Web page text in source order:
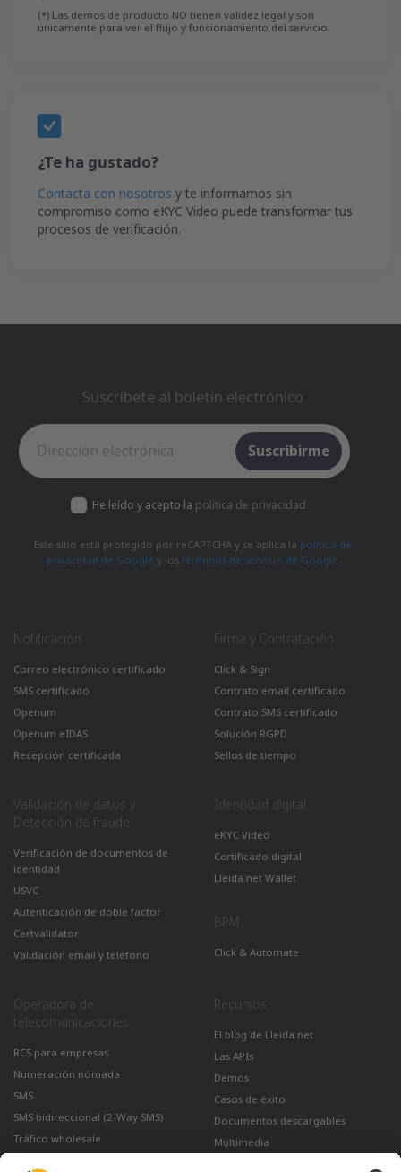
(*) Las demos de producto NO tienen validez legal y son
únicamente para ver el flujo y funcionamiento del servicio.
¿Te ha gustado?
Contacta con nosotros y te informamos sin
compromiso como eKYC Video puede transformar tus
procesos de verificación.
Suscríbete al boletín electrónico
Suscribirme
He leído y acepto la política de privacidad
Este sitio está protegido por reCAPTCHA y se aplica la política de
privacidad de Google y lostérminos de servicio de Google
Notificación
Correo electrónico certificado
SMS certificado
Openum
Openum eIDAS
Recepción certificada
Firma y Contratación
Click & Sign
Contrato email certificado
Contrato SMS certificado
Solución RGPD
Sellos de tiempo
Validación de datos y
Detección de fraude
Verificación de documentos de
identidad
USVC
Autenticación de doble factor
Certvalidator
Validación email y teléfono
Identidad digital
eKYC Video
Certificado digital
Lleida.net Wallet
BPM
Click & Automate
Operadora de
telecomunicaciones
RCS para empresas
Numeración nómada
SMS
SMS bidireccional (2-Way SMS)
Tráfico wholesale
Recursos
El blog de Lleida.net
Las APIs
Demos
Casos de éxito
Documentos descargables
Multimedia